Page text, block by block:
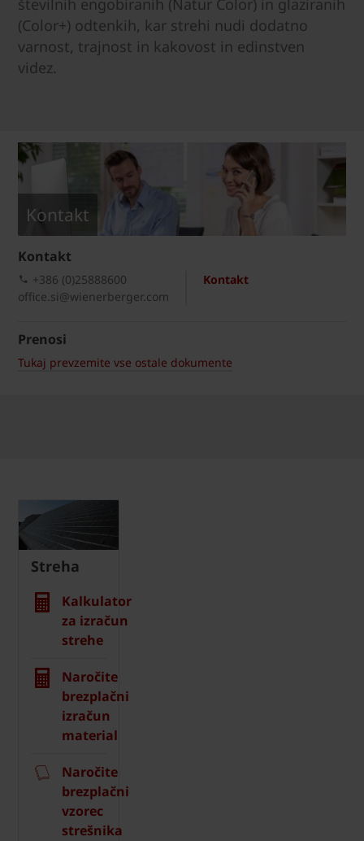
(Color+) odtenkih, kar strehi nudi dodatno
varnost, trajnost in kakovost in edinstven
videz.
Kontakt
Kontakt
Kontakt
+386 (0)25888600
office.si@wienerberger.com
Prenosi
Tukaj prevzemite vse ostale dokumente
Streha
Kalkulator
za izračun
strehe
Naročite
brezplačni
izračun
material
Naročite
brezplačni
vzorec
strešnika